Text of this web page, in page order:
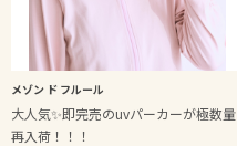
メゾン ド フルール
大人気✨即完売のuvパーカーが極数量
再入荷！！！